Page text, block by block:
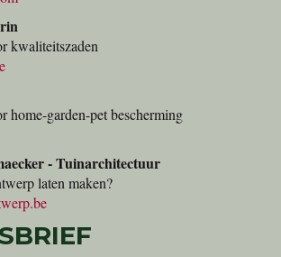
kwaliteitszaden
home-garden-pet bescherming
- Tuinarchitectuur
laten maken?